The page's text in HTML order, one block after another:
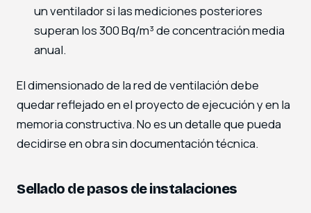
un ventilador si las mediciones posteriores
superan los 300 Bq/m³ de concentración media
anual.
El dimensionado de la red de ventilación debe
quedar reflejado en el proyecto de ejecución y en la
memoria constructiva. No es un detalle que pueda
decidirse en obra sin documentación técnica.
Sellado de pasos de instalaciones